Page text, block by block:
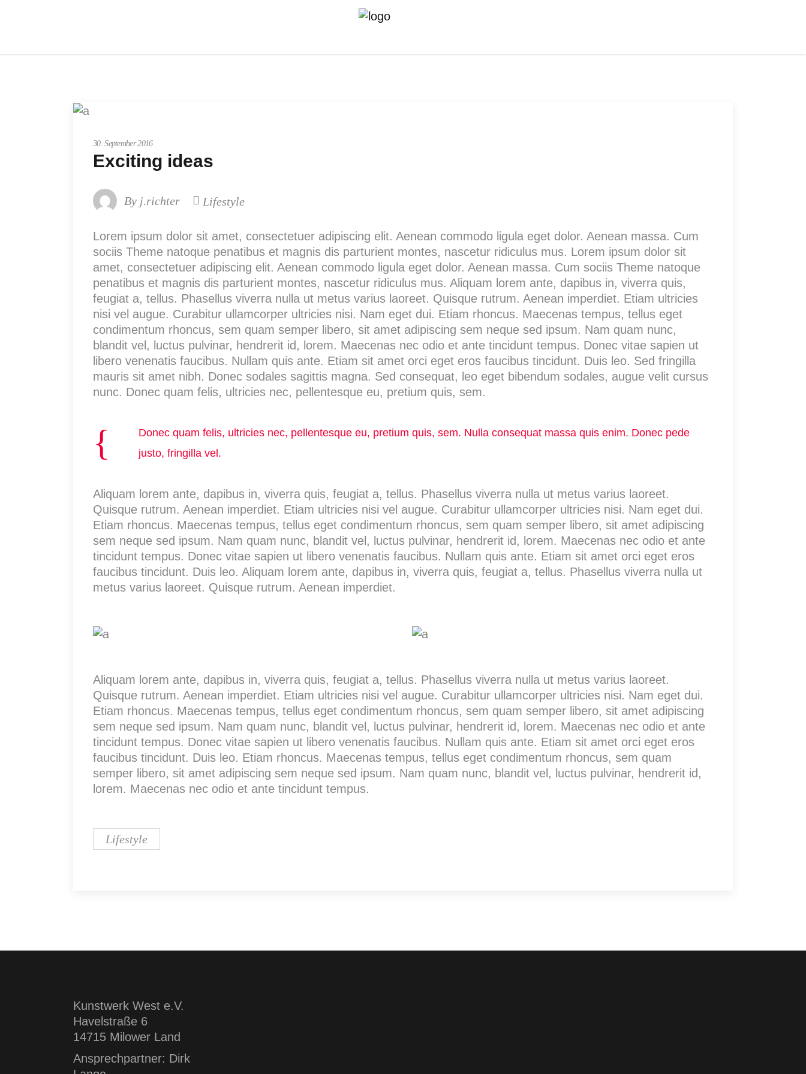
30. September 2016
Exciting ideas
By j.richter Lifestyle
Lorem ipsum dolor sit amet, consectetuer adipiscing elit. Aenean commodo ligula eget dolor. Aenean massa. Cum
sociis Theme natoque penatibus et magnis dis parturient montes, nascetur ridiculus mus. Lorem ipsum dolor sit
amet, consectetuer adipiscing elit. Aenean commodo ligula eget dolor. Aenean massa. Cum sociis Theme natoque
penatibus et magnis dis parturient montes, nascetur ridiculus mus. Aliquam lorem ante, dapibus in, viverra quis,
feugiat a, tellus. Phasellus viverra nulla ut metus varius laoreet. Quisque rutrum. Aenean imperdiet. Etiam ultricies
nisi vel augue. Curabitur ullamcorper ultricies nisi. Nam eget dui. Etiam rhoncus. Maecenas tempus, tellus eget
condimentum rhoncus, sem quam semper libero, sit amet adipiscing sem neque sed ipsum. Nam quam nunc,
blandit vel, luctus pulvinar, hendrerit id, lorem. Maecenas nec odio et ante tincidunt tempus. Donec vitae sapien ut
libero venenatis faucibus. Nullam quis ante. Etiam sit amet orci eget eros faucibus tincidunt. Duis leo. Sed fringilla
mauris sit amet nibh. Donec sodales sagittis magna. Sed consequat, leo eget bibendum sodales, augue velit cursus
nunc. Donec quam felis, ultricies nec, pellentesque eu, pretium quis, sem.
Donec quam felis, ultricies nec, pellentesque eu, pretium quis, sem. Nulla consequat massa quis enim. Donec pede
justo, fringilla vel.
Aliquam lorem ante, dapibus in, viverra quis, feugiat a, tellus. Phasellus viverra nulla ut metus varius laoreet.
Quisque rutrum. Aenean imperdiet. Etiam ultricies nisi vel augue. Curabitur ullamcorper ultricies nisi. Nam eget dui.
Etiam rhoncus. Maecenas tempus, tellus eget condimentum rhoncus, sem quam semper libero, sit amet adipiscing
sem neque sed ipsum. Nam quam nunc, blandit vel, luctus pulvinar, hendrerit id, lorem. Maecenas nec odio et ante
tincidunt tempus. Donec vitae sapien ut libero venenatis faucibus. Nullam quis ante. Etiam sit amet orci eget eros
faucibus tincidunt. Duis leo. Aliquam lorem ante, dapibus in, viverra quis, feugiat a, tellus. Phasellus viverra nulla ut
metus varius laoreet. Quisque rutrum. Aenean imperdiet.
Aliquam lorem ante, dapibus in, viverra quis, feugiat a, tellus. Phasellus viverra nulla ut metus varius laoreet.
Quisque rutrum. Aenean imperdiet. Etiam ultricies nisi vel augue. Curabitur ullamcorper ultricies nisi. Nam eget dui.
Etiam rhoncus. Maecenas tempus, tellus eget condimentum rhoncus, sem quam semper libero, sit amet adipiscing
sem neque sed ipsum. Nam quam nunc, blandit vel, luctus pulvinar, hendrerit id, lorem. Maecenas nec odio et ante
tincidunt tempus. Donec vitae sapien ut libero venenatis faucibus. Nullam quis ante. Etiam sit amet orci eget eros
faucibus tincidunt. Duis leo. Etiam rhoncus. Maecenas tempus, tellus eget condimentum rhoncus, sem quam
semper libero, sit amet adipiscing sem neque sed ipsum. Nam quam nunc, blandit vel, luctus pulvinar, hendrerit id,
lorem. Maecenas nec odio et ante tincidunt tempus.
Lifestyle
Kunstwerk West e.V.
Havelstraße 6
14715 Milower Land
Ansprechpartner: Dirk